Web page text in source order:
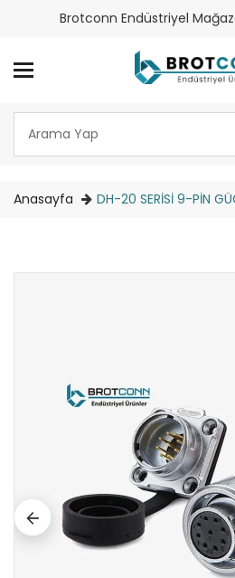
Brotconn Endüstriyel
Anasayfa DH-20 SERİSİ 9-PİN